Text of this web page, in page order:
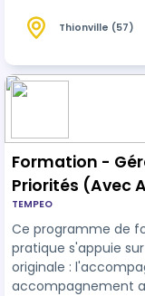
dans un souci de
Thionville (57)
Formation -
Priorités (Avec
individuels)
TEMPEO
Ce programme de
pratique s'appuie
originale :
accompagnement